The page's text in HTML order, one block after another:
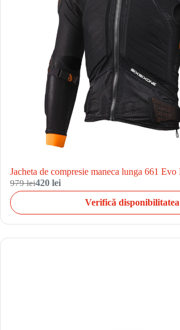
Jacheta de compresie maneca lunga 661 Evo
979 lei420 lei
Verifică disponibilitatea